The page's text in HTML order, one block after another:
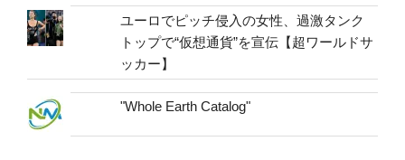
ユーロでピッチ侵入の女性、過激タンク
トップで“仮想通貨”を宣伝【超ワールドサ
ッカー】
"Whole Earth Catalog"